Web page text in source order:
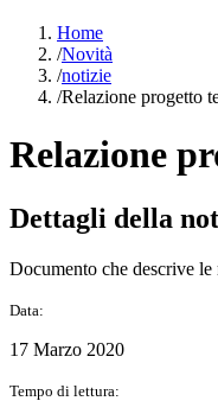
Home
/Novità
/notizie
/Relazione progetto
Relazione
Dettagli della
Documento che descrive
Data:
17 Marzo 2020
Tempo di lettura: